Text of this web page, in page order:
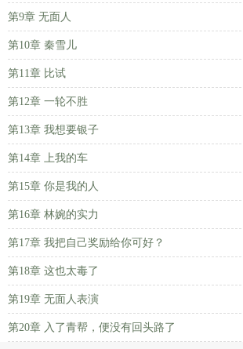
第9章 无面人
第10章 秦雪儿
第11章 比试
第12章 一轮不胜
第13章 我想要银子
第14章 上我的车
第15章 你是我的人
第16章 林婉的实力
第17章 我把自己奖励给你可好？
第18章 这也太毒了
第19章 无面人表演
第20章 入了青帮，便没有回头路了